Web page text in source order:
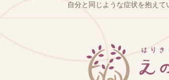
自分と同じような症状を抱えて